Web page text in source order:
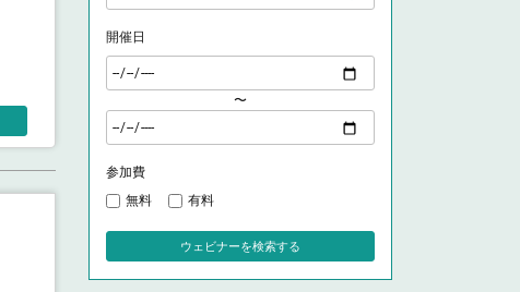
開催日
〜
参加費
無料
有料
ウェビナーを検索する